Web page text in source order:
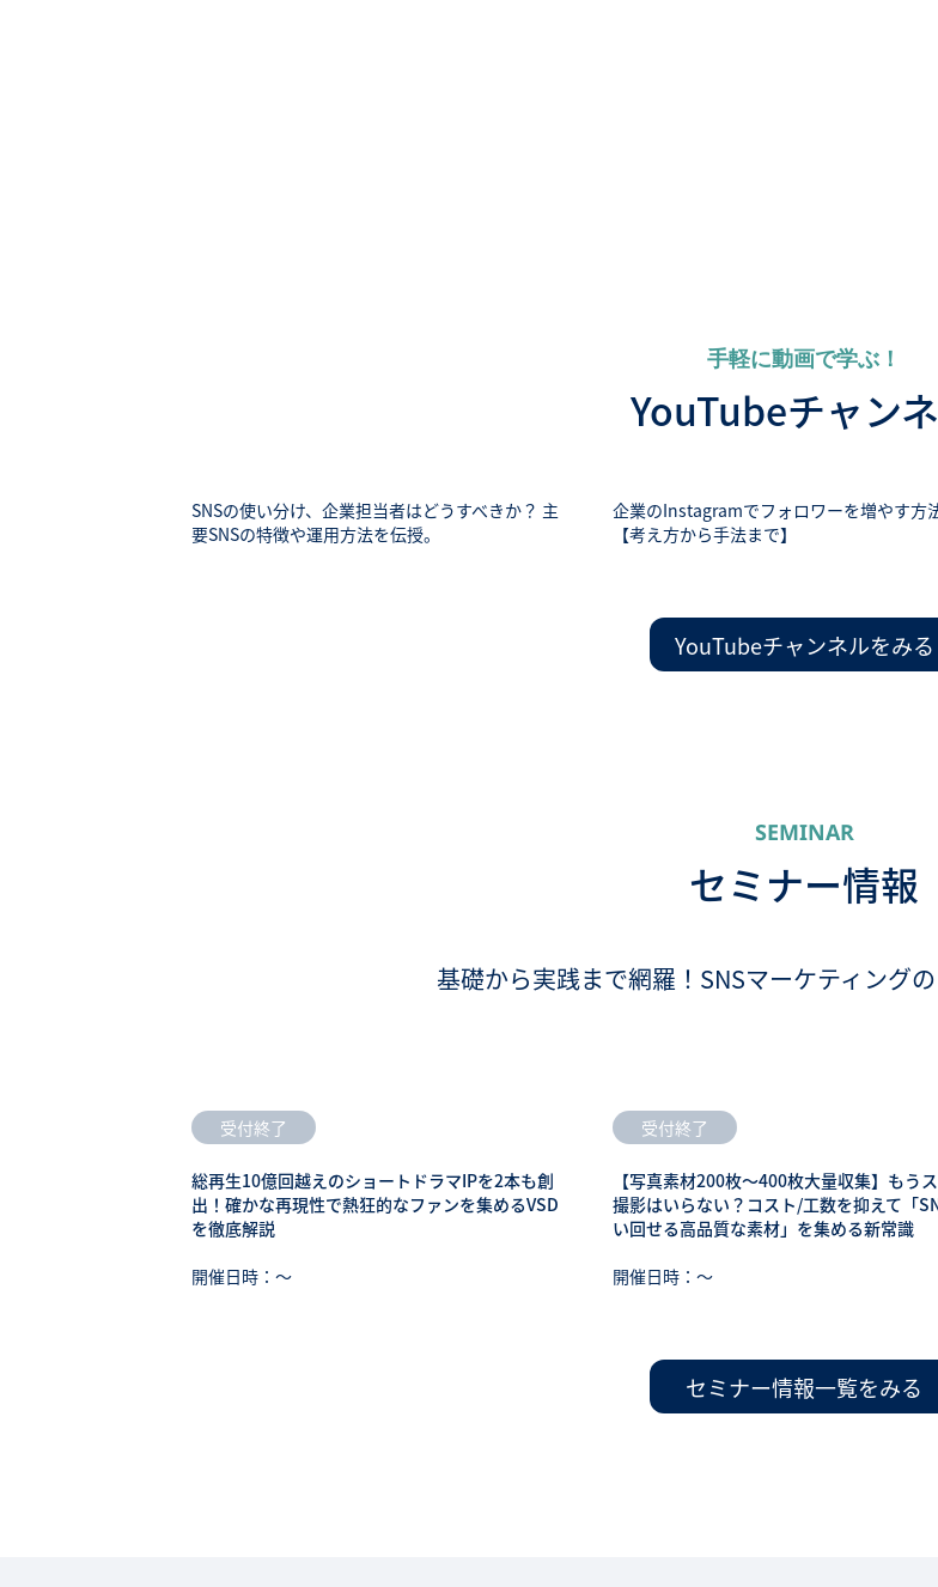
手軽に動画で学ぶ！
YouTubeチャン
SNSの使い分け、企業担当者はどうすべきか？ 主
要SNSの特徴や運用方法を伝授。
企業のInstagramでフォロワーを増やす方
【考え方から手法まで】
YouTubeチャンネルをみる
SEMINAR
セミナー情報
基礎から実践まで網羅！SNSマーケティングの
受付終了
総再生10億回越えのショートドラマIPを2本も創
出！確かな再現性で熱狂的なファンを集めるVSD
を徹底解説
開催日時：〜
受付終了
【写真素材200枚～400枚大量収集】もう
撮影はいらない？コスト/工数を抑えて「
い回せる高品質な素材」を集める新常識
開催日時：〜
セミナー情報一覧をみる